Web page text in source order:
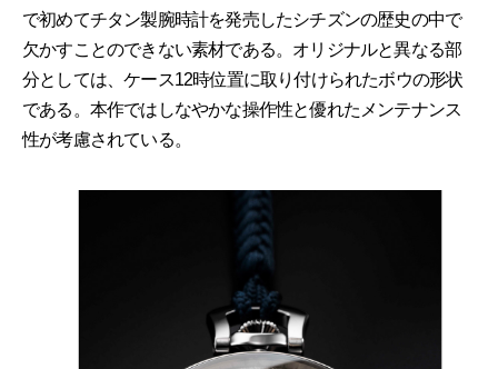
で初めてチタン製腕時計を発売したシチズンの歴史の中で
欠かすことのできない素材である。オリジナルと異なる部
分としては、ケース12時位置に取り付けられたボウの形状
である。本作ではしなやかな操作性と優れたメンテナンス
性が考慮されている。